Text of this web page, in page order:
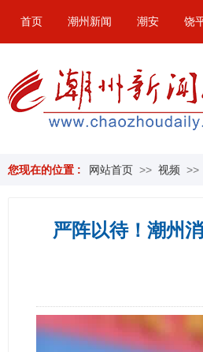
首页 潮州新闻 潮安 饶
您现在的位置 : 网站首页 >> 视频 >>
严阵以待！潮州